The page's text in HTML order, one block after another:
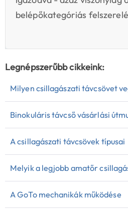
belépőkategóriás
Legnépszerűbb cikkeink:
Milyen csillagászati távcsövet
Binokuláris távcső vásárlási
A csillagászati távcsövek típusai
Melyik a legjobb amatőr
A GoTo mechanikák működése